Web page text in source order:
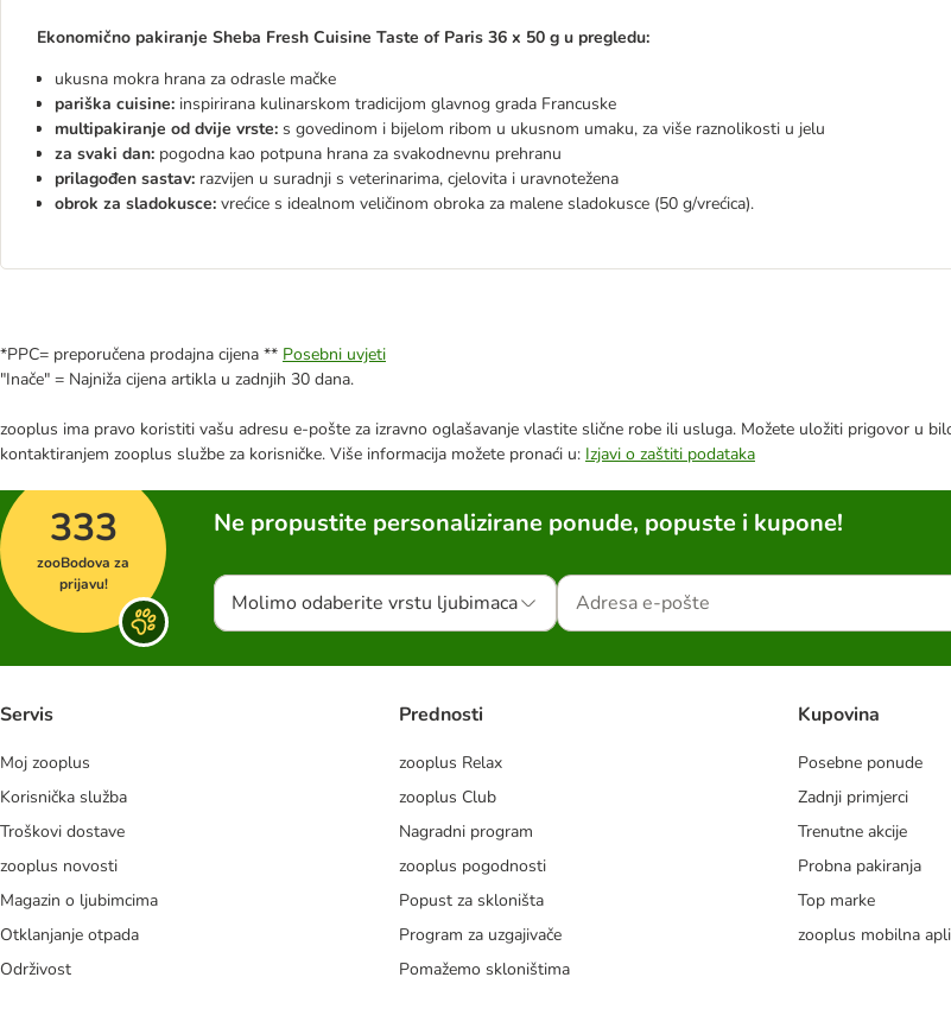
Ekonomično pakiranje Sheba Fresh Cuisine Taste of Paris 36 x 50 g u pregledu:
ukusna mokra hrana za odrasle mačke
pariška cuisine: inspirirana kulinarskom tradicijom glavnog grada Francuske
multipakiranje od dvije vrste: s govedinom i bijelom ribom u ukusnom umaku, za više raznolikosti u jelu
za svaki dan: pogodna kao potpuna hrana za svakodnevnu prehranu
prilagođen sastav: razvijen u suradnji s veterinarima, cjelovita i uravnotežena
obrok za sladokusce: vrećice s idealnom veličinom obroka za malene sladokusce (50 g/vrećica).
*PPC= preporučena prodajna cijena ** Posebni uvjeti
"Inače" = Najniža cijena artikla u zadnjih 30 dana.
zooplus ima pravo koristiti vašu adresu e-pošte za izravno oglašavanje vlastite slične robe ili usluga. Možete uložiti prigovor u
kontaktiranjem zooplus službe za korisničke. Više informacija možete pronaći u: Izjavi o zaštiti podataka
333
zooBodova za
prijavu!
Ne propustite personalizirane ponude, popuste i kupone!
Molimo odaberite vrstu ljubimaca
Servis
Moj zooplus
Korisnička služba
Troškovi dostave
zooplus novosti
Magazin o ljubimcima
Otklanjanje otpada
Održivost
Prednosti
zooplus Relax
zooplus Club
Nagradni program
zooplus pogodnosti
Popust za skloništa
Program za uzgajivače
Pomažemo skloništima
Kupovina
Posebne ponude
Zadnji primjerci
Trenutne akcije
Probna pakiranja
Top marke
zooplus mobilna